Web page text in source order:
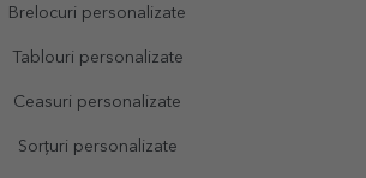
Brelocuri personalizate
Tablouri personalizate
Ceasuri personalizate
Sorțuri personalizate